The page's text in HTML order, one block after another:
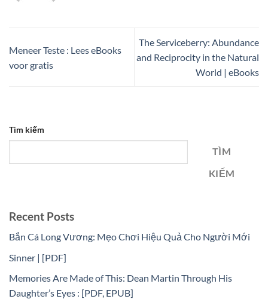
Meneer Teste : Lees eBooks
voor gratis
The Serviceberry: Abundance
and Reciprocity in the Natural
World | eBooks
Tìm kiếm
TÌM
KIẾM
Recent Posts
Bắn Cá Long Vương: Mẹo Chơi Hiệu Quả Cho Người Mới
Sinner | [PDF]
Memories Are Made of This: Dean Martin Through His
Daughter’s Eyes : [PDF, EPUB]